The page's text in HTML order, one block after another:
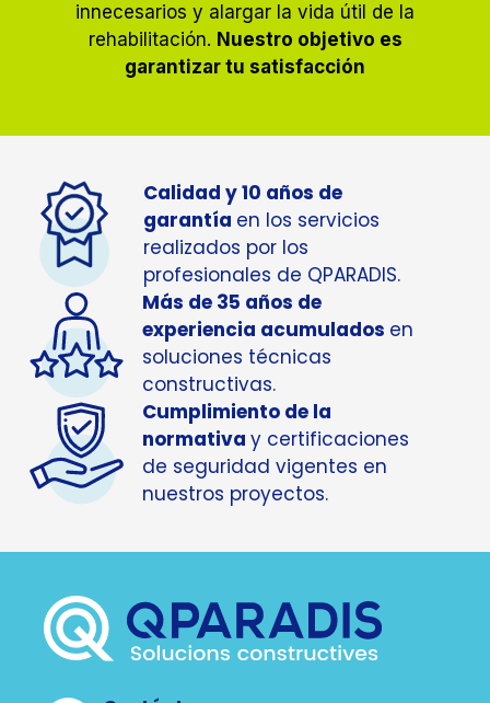
innecesarios y alargar la vida útil de la
rehabilitación. Nuestro objetivo es
garantizar tu satisfacción
Calidad y 10 años de
garantía en los servicios
realizados por los
profesionales de QPARADIS.
Más de 35 años de
experiencia acumulados en
soluciones técnicas
constructivas.
Cumplimiento de la
normativa y certificaciones
de seguridad vigentes en
nuestros proyectos.